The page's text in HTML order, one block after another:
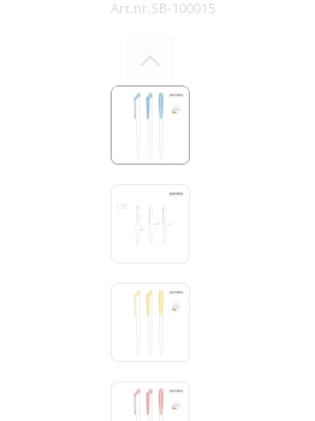
Art.nr.SB-100015
View larger image
View larger image
View larger image
View larger image